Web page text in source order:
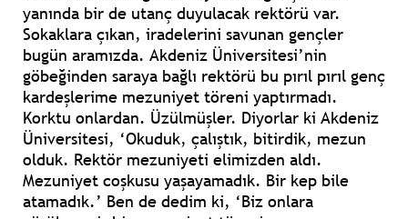
yanında bir de utanç duyulacak rektörü var.
Sokaklara çıkan, iradelerini savunan gençler
bugün aramızda. Akdeniz Üniversitesi’nin
göbeğinden saraya bağlı rektörü bu pırıl pırıl genç
kardeşlerime mezuniyet töreni yaptırmadı.
Korktu onlardan. Üzülmüşler. Diyorlar ki Akdeniz
Üniversitesi, ‘Okuduk, çalıştık, bitirdik, mezun
olduk. Rektör mezuniyeti elimizden aldı.
Mezuniyet coşkusu yaşayamadık. Bir kep bile
atamadık.’ Ben de dedim ki, ‘Biz onlara